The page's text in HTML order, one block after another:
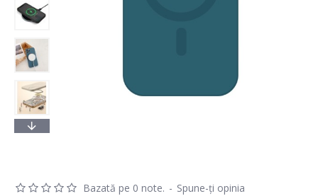
Bazată pe 0 note. - Spune-ţi opinia